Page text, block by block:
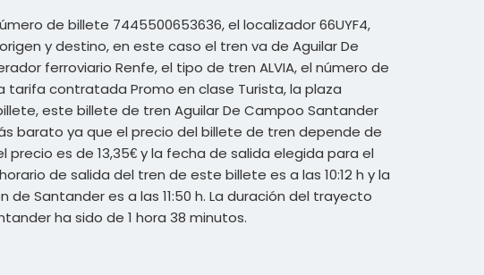
de billete 7445500653636, el localizador 66UYF4,
y destino, en este caso el tren va de Aguilar De
ferroviario Renfe, el tipo de tren ALVIA, el número de
tarifa contratada Promo en clase Turista, la plaza
este billete de tren Aguilar De Campoo Santander
barato ya que el precio del billete de tren depende de
precio es de 13,35€ y la fecha de salida elegida para el
de salida del tren de este billete es a las 10:12 h y la
Santander es a las 11:50 h. La duración del trayecto
ha sido de 1 hora 38 minutos.